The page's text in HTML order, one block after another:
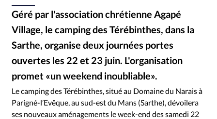
Se connecter
Devise:CHF
Toute l'actualité Bible Culture
Economie
Eglises
Histoire Laicité
Liberté religieuse
Mission
Monde People Politique
Religions
Société
Géré par l'association chrétienne Agapé
Village, le camping des Térébinthes, dans la
Sarthe, organise deux journées portes
ouvertes les 22 et 23 juin. L'organisation
promet «un weekend inoubliable».
©Agapé Village - Le camping des Térébinthes et ses cottages
Le camping des Térébinthes, situé au Domaine du Narais à
Parigné-l’Evêque, au sud-est du Mans (Sarthe), dévoilera
ses nouveaux aménagements le week-end des samedi 22